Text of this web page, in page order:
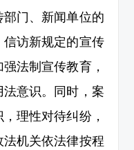
门、新闻单位的
访新规定的宣传
法制宣传教育，
意识。同时，案
理性对待纠纷，
机关依法律按程